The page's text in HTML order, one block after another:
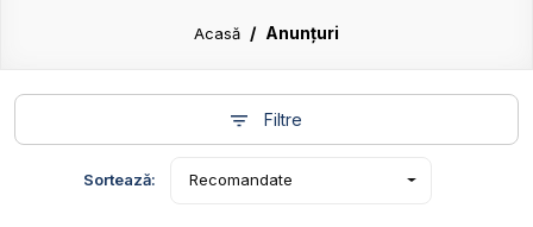
Acasă Anunțuri
Filtre
Sortează: Recomandate